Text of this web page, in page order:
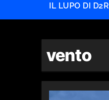
IL LUPO DI D2R
vento